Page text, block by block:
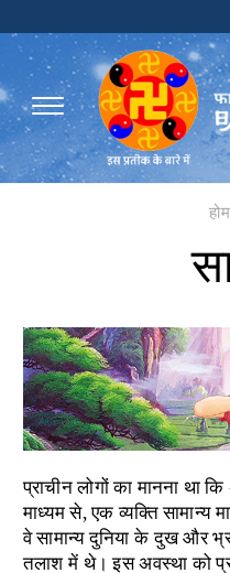
होम
प्राचीन लोगों का मानना ​​था
माध्यम से, एक व्यक्ति सामान्य
वे सामान्य दुनिया के दुख और
तलाश में थे। इस अवस्था को